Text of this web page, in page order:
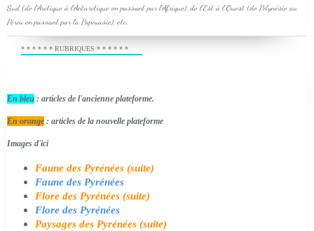
Sud (de l'Arctique à l'Antarctique en passant par l'Afrique), de l'Est à l'Ouest (de Polynésie au
Pérou en passant par la Papouasie), etc.
* * * * * * RUBRIQUES * * * * * *
En bleu : articles de l'ancienne plateforme.
En orange : articles de la nouvelle plateforme
Images d'ici
Faune des Pyrénées (suite)
Faune des Pyrénées
Flore des Pyrénées (suite)
Flore des Pyrénées
Paysages des Pyrénées (suite)